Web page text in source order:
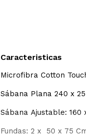
Caracteristicas
Microfibra Cotton
Sábana Plana 240 x
Sábana Ajustable: 160
Fundas: 2 x 50 x 75